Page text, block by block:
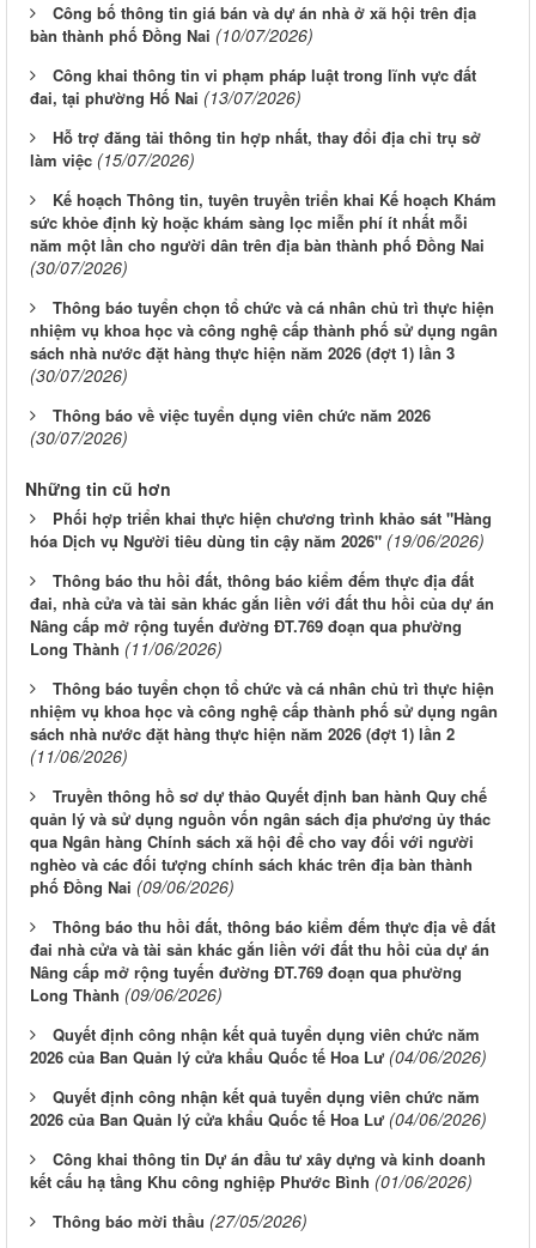
Công bố thông tin giá bán và dự án nhà ở xã hội trên địa
bàn thành phố Đồng Nai (10/07/2026)
Công khai thông tin vi phạm pháp luật trong lĩnh vực đất
đai, tại phường Hố Nai (13/07/2026)
Hỗ trợ đăng tải thông tin hợp nhất, thay đổi địa chỉ trụ sở
làm việc (15/07/2026)
Kế hoạch Thông tin, tuyên truyền triển khai Kế hoạch Khám
sức khỏe định kỳ hoặc khám sàng lọc miễn phí ít nhất mỗi
năm một lần cho người dân trên địa bàn thành phố Đồng Nai
(30/07/2026)
Thông báo tuyển chọn tổ chức và cá nhân chủ trì thực hiện
nhiệm vụ khoa học và công nghệ cấp thành phố sử dụng ngân
sách nhà nước đặt hàng thực hiện năm 2026 (đợt 1) lần 3
(30/07/2026)
Thông báo về việc tuyển dụng viên chức năm 2026
(30/07/2026)
Những tin cũ hơn
Phối hợp triển khai thực hiện chương trình khảo sát "Hàng
hóa Dịch vụ Người tiêu dùng tin cậy năm 2026" (19/06/2026)
Thông báo thu hồi đất, thông báo kiểm đếm thực địa đất
đai, nhà cửa và tài sản khác gắn liền với đất thu hồi của dự án
Nâng cấp mở rộng tuyến đường ĐT.769 đoạn qua phường
Long Thành (11/06/2026)
Thông báo tuyển chọn tổ chức và cá nhân chủ trì thực hiện
nhiệm vụ khoa học và công nghệ cấp thành phố sử dụng ngân
sách nhà nước đặt hàng thực hiện năm 2026 (đợt 1) lần 2
(11/06/2026)
Truyền thông hồ sơ dự thảo Quyết định ban hành Quy chế
quản lý và sử dụng nguồn vốn ngân sách địa phương ủy thác
qua Ngân hàng Chính sách xã hội để cho vay đối với người
nghèo và các đối tượng chính sách khác trên địa bàn thành
phố Đồng Nai (09/06/2026)
Thông báo thu hồi đất, thông báo kiểm đếm thực địa về đất
đai nhà cửa và tài sản khác gắn liền với đất thu hồi của dự án
Nâng cấp mở rộng tuyến đường ĐT.769 đoạn qua phường
Long Thành (09/06/2026)
Quyết định công nhận kết quả tuyển dụng viên chức năm
2026 của Ban Quản lý cửa khẩu Quốc tế Hoa Lư (04/06/2026)
Quyết định công nhận kết quả tuyển dụng viên chức năm
2026 của Ban Quản lý cửa khẩu Quốc tế Hoa Lư (04/06/2026)
Công khai thông tin Dự án đầu tư xây dựng và kinh doanh
kết cấu hạ tầng Khu công nghiệp Phước Bình (01/06/2026)
Thông báo mời thầu (27/05/2026)